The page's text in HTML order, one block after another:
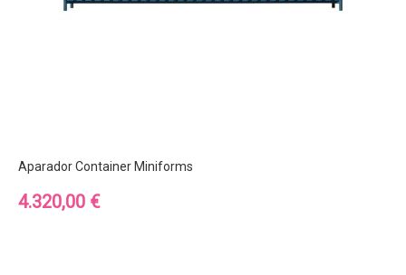
Aparador Container Miniforms
Precio
4.320,00 €